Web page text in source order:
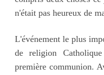
n'était pas heureux de
L'événement le plus
de religion
première communion.